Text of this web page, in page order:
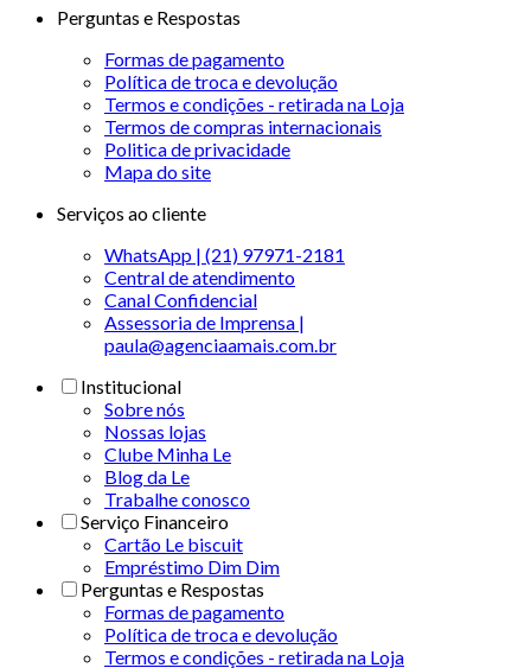
Perguntas e Respostas
Formas de pagamento
Política de troca e devolução
Termos e condições - retirada na Loja
Termos de compras internacionais
Politica de privacidade
Mapa do site
Serviços ao cliente
WhatsApp | (21) 97971-2181
Central de atendimento
Canal Confidencial
Assessoria de Imprensa |
paula@agenciaamais.com.br
Institucional
Sobre nós
Nossas lojas
Clube Minha Le
Blog da Le
Trabalhe conosco
Serviço Financeiro
Cartão Le biscuit
Empréstimo Dim Dim
Perguntas e Respostas
Formas de pagamento
Política de troca e devolução
Termos e condições - retirada na Loja